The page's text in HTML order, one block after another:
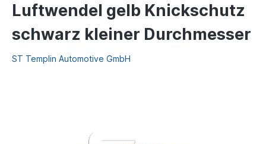
Luftwendel gelb Knickschutz
schwarz kleiner Durchmesser
ST Templin Automotive GmbH